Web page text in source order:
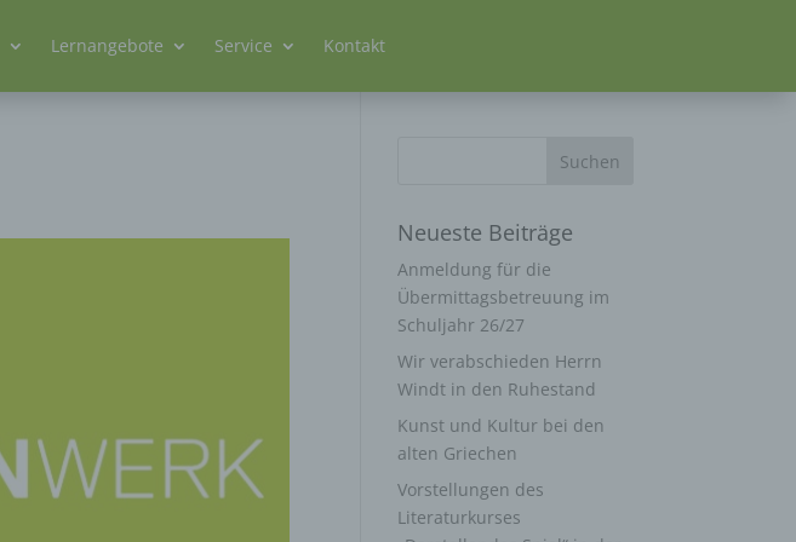
Lernangebote Service Kontakt
Neueste Beiträge
Anmeldung für die
Übermittagsbetreuung im
Schuljahr 26/27
Wir verabschieden Herrn
Windt in den Ruhestand
Kunst und Kultur bei den
alten Griechen
Vorstellungen des
Literaturkurses